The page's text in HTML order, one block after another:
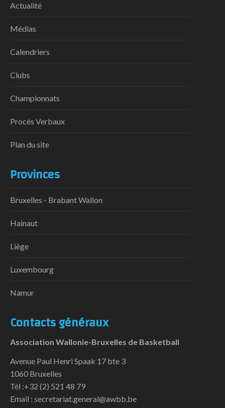
Actualité
Médias
Calendriers
Clubs
Championnats
Procès Verbaux
Plan du site
Provinces
Bruxelles - Brabant Wallon
Hainaut
Liège
Luxembourg
Namur
Contacts généraux
Association Wallonie-Bruxelles de Basketball
Avenue Paul Henri Spaak 17 bte 3
1060 Bruxelles
Tél :+32 (2) 521 48 79
Email : secretariat.general@awbb.be